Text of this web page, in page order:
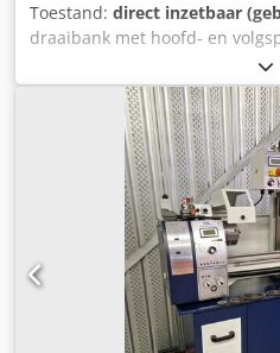
Toestand: direct inzetbaar
draaibank met hoofd- en
punten: 500 mm Dcjdpfx
punten: 140 mm -
riem: 0,05–0,40 mm/omd. -
via wisselwielen: 0,018–0,800
5 -Aandrijving: driefasenmotor
omw/min -Koelvloeistofpomp
Vierklauwplaat -Multifix basis
draaibeitelhouders -Boorkop
x 1,2 meter / Gewicht 600 kg